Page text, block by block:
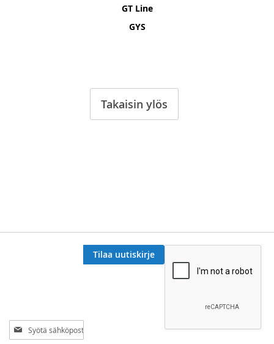
GT Line
GYS
Takaisin ylös
Tilaa
uutiskirjeemme:
Tilaa uutiskirje